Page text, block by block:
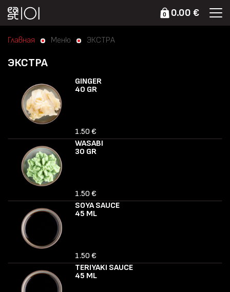
0 0.00 €
Главная Меню ЭКСТРА
ЭКСТРА
GINGER
40 GR
1.50 €
WASABI
30 GR
1.50 €
SOYA SAUCE
45 ML
1.50 €
TERIYAKI SAUCE
45 ML